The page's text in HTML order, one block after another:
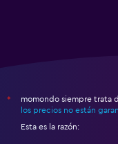
*
momondo siempre trata
los precios no están
Esta es la razón: